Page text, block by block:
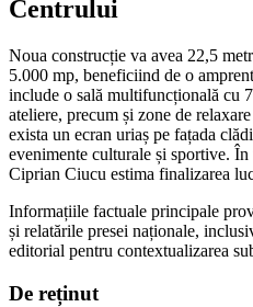
Centrului
Noua construcție va avea 22,5
5.000 mp, beneficiind de o
include o sală multifuncțională cu
ateliere, precum și zone de
exista un ecran uriaș pe fațada
evenimente culturale și sportive.
Ciprian Ciucu estima finalizarea
Informațiile factuale principale
și relatările presei naționale,
editorial pentru contextualizarea
De reținut